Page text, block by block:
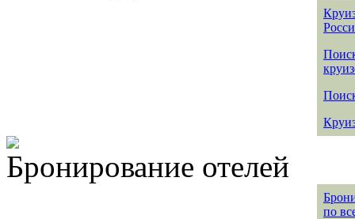
Бронирование отелей
по